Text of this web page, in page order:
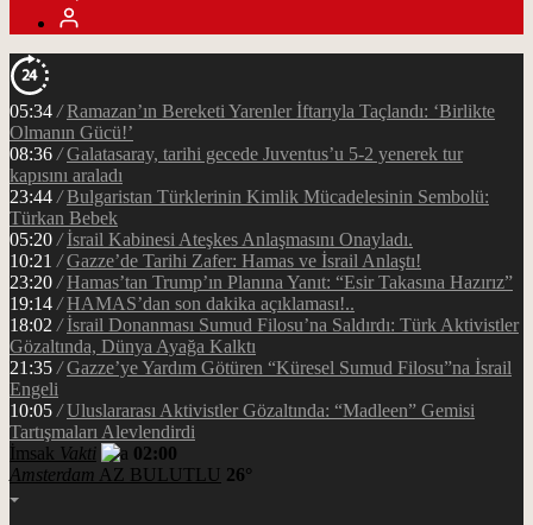
05:34 / Ramazan’ın Bereketi Yarenler İftarıyla Taçlandı: ‘Birlikte
Olmanın Gücü!’
08:36 / Galatasaray, tarihi gecede Juventus’u 5-2 yenerek tur
kapısını araladı
23:44 / Bulgaristan Türklerinin Kimlik Mücadelesinin Sembolü:
Türkan Bebek
05:20 / İsrail Kabinesi Ateşkes Anlaşmasını Onayladı.
10:21 / Gazze’de Tarihi Zafer: Hamas ve İsrail Anlaştı!
23:20 / Hamas’tan Trump’ın Planına Yanıt: “Esir Takasına Hazırız”
19:14 / HAMAS’dan son dakika açıklaması!..
18:02 / İsrail Donanması Sumud Filosu’na Saldırdı: Türk Aktivistler
Gözaltında, Dünya Ayağa Kalktı
21:35 / Gazze’ye Yardım Götüren “Küresel Sumud Filosu”na İsrail
Engeli
10:05 / Uluslararası Aktivistler Gözaltında: “Madleen” Gemisi
Tartışmaları Alevlendirdi
İmsak Vakti
02:00
Amsterdam AZ BULUTLU 26°